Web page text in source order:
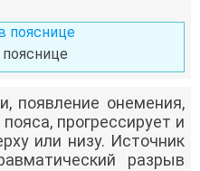
появление онемения,
прогрессирует и
или низу. Источник
разрыв